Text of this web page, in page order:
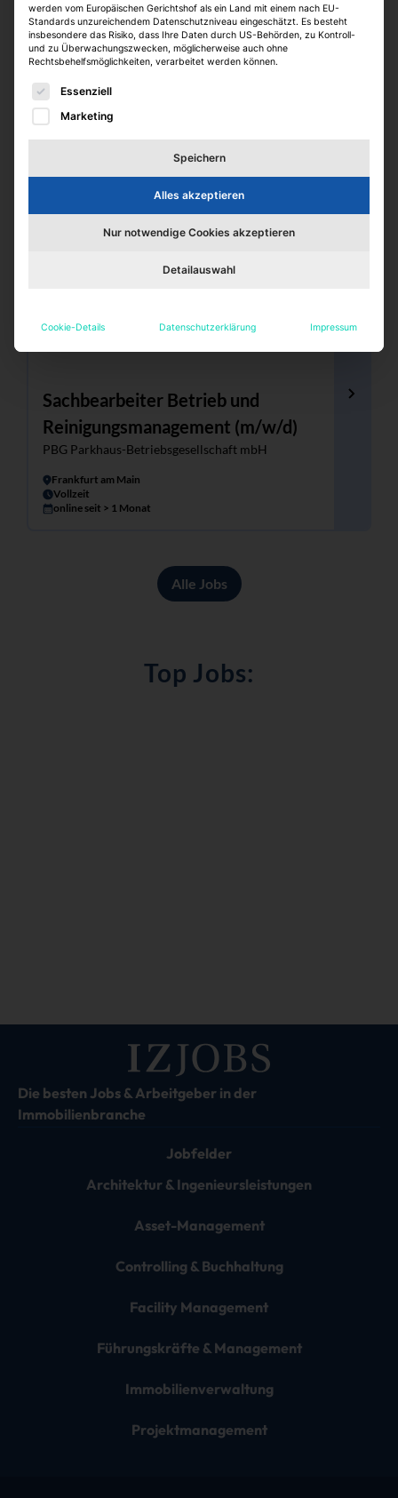
Kaufmännischer
Objektmanager/Property Manager
(m/w/d
Kirchliche Zusatzversorgungskasse Rheinland-
online seit > 1 Monat
Sachbearbeiter Betrieb und
Reinigungsmanagement (m/w/d)
PBG Parkhaus-Betriebsgesellschaft mbH
Frankfurt am Main
Vollzeit
online seit > 1 Monat
Alle Jobs
Top Jobs:
Die besten Jobs & Arbeitgeber in der
Immobilienbranche
Jobfelder
Architektur & Ingenieursleistungen
Asset-Management
Controlling & Buchhaltung
Facility Management
Führungskräfte & Management
Immobilienverwaltung
Projektmanagement
werden vom Europäischen Gerichtshof als ein Land mit einem nach EU-
Standards unzureichendem Datenschutzniveau eingeschätzt. Es besteht
insbesondere das Risiko, dass Ihre Daten durch US-Behörden, zu Kontroll-
und zu Überwachungszwecken, möglicherweise auch ohne
Rechtsbehelfsmöglichkeiten, verarbeitet werden können.
Es folgt eine Liste der Service-Gruppen, für die eine
Essenziell
Marketing
Speichern
Alles akzeptieren
Nur notwendige Cookies akzeptieren
Detailauswahl
Cookie-Details Datenschutzerklärung Impressum